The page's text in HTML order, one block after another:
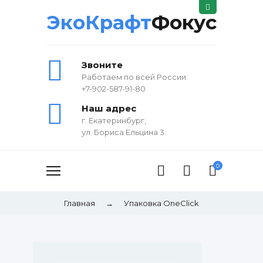
ЭкоКрафтФокус
Звоните
Работаем по всей России:
+7-902-587-91-80
Наш адрес
г. Екатеринбург,
ул. Бориса Ельцина 3.
0
Главная → Упаковка OneClick